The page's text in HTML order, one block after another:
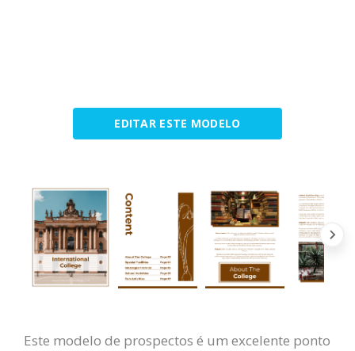
EDITAR ESTE MODELO
Este modelo de prospectos é um excelente ponto